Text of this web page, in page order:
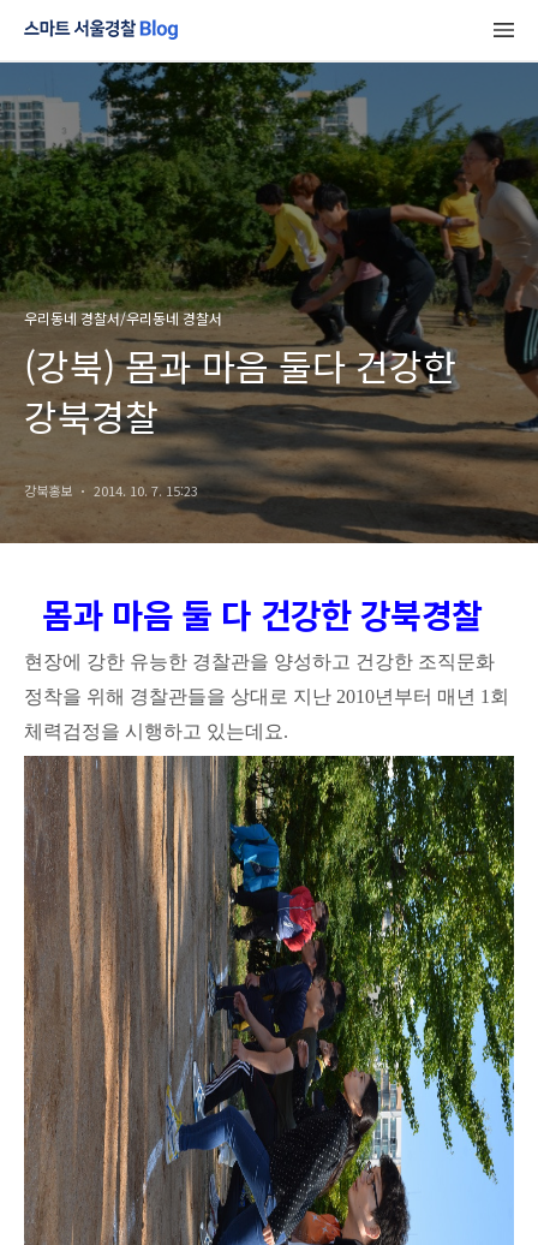
우리동네 경찰서/우리동네 경찰서
(강북) 몸과 마음 둘다 건강한
강북경찰
강북홍보 2014. 10. 7. 15:23
몸과 마음 둘 다 건강한 강북경찰
현장에 강한 유능한 경찰관을 양성하고 건강한 조직문화
정착을 위해 경찰관들을 상대로 지난 2010년부터 매년 1 회
체력검정을 시행하고 있는데요.